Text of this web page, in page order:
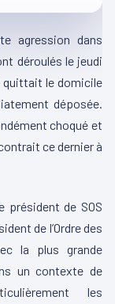
agression dans
déroulés le jeudi
quittait le domicile
déposée.
choqué et
ce dernier à
président de SOS
de l’Ordre des
la plus grande
un contexte de
les